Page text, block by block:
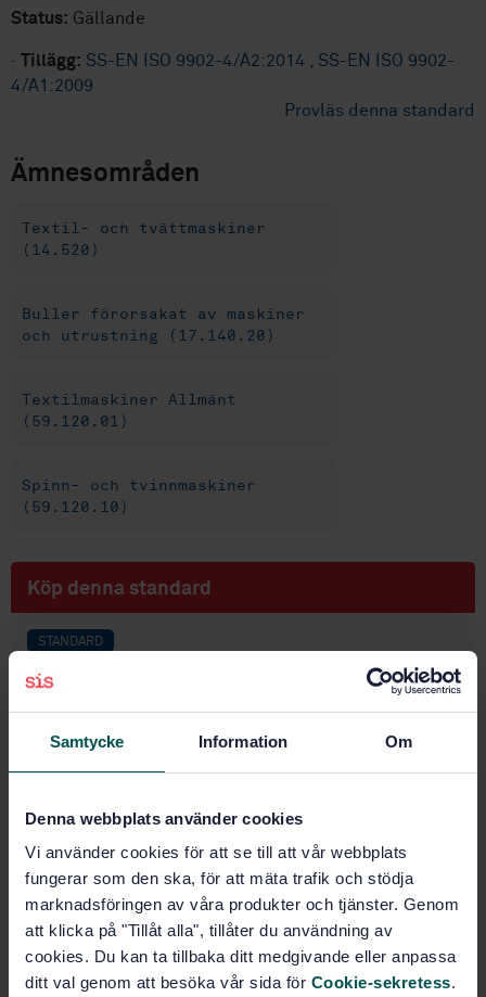
Samtycke Information Om
Denna webbplats använder cookies
Vi använder cookies för att se till att vår webbplats
fungerar som den ska, för att mäta trafik och stödja
marknadsföringen av våra produkter och tjänster. Genom
att klicka på "Tillåt alla", tillåter du användning av
cookies. Du kan ta tillbaka ditt medgivande eller anpassa
ditt val genom att besöka vår sida för Cookie-sekretess.
Status: Gällande
· Tillägg: SS-EN ISO 9902-4/A2:2014 , SS-EN ISO 9902-
4/A1:2009
Provläs denna standard
Ämnesområden
Textil- och tvättmaskiner
(14.520)
Buller förorsakat av maskiner
och utrustning (17.140.20)
Textilmaskiner Allmänt
(59.120.01)
Spinn- och tvinnmaskiner
(59.120.10)
Köp denna standard
STANDARD
SVENSK STANDARD
4:2001)
Pris:2 173 SEK
PDF
Lägg i varukorgen
Fler alternativ